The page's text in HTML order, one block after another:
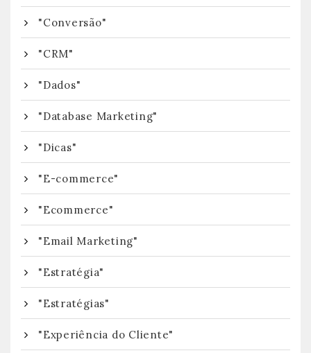
"Conversão"
"CRM"
"Dados"
"Database Marketing"
"Dicas"
"E-commerce"
"Ecommerce"
"Email Marketing"
"Estratégia"
"Estratégias"
"Experiência do Cliente"